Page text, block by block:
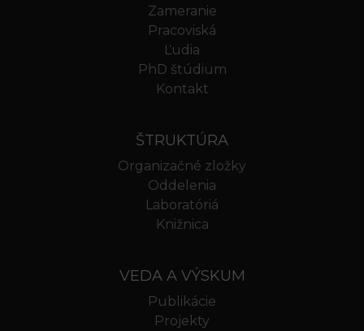
Zameranie
Pracoviská
Ľudia
PhD štúdium
Kontakt
ŠTRUKTÚRA
Organizačné zložky
Oddelenia
Laboratóriá
Knižnica
VEDA A VÝSKUM
Publikácie
Projekty